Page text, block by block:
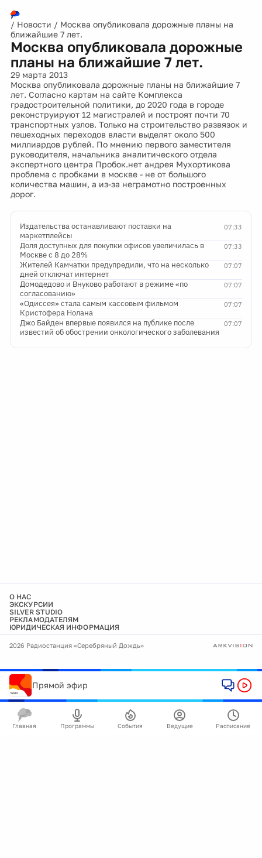
/ Новости / Москва опубликовала дорожные планы на
ближайшие 7 лет.
Москва опубликовала дорожные
планы на ближайшие 7 лет.
29 марта 2013
Москва опубликовала дорожные планы на ближайшие 7
лет. Согласно картам на сайте Комплекса
градостроительной политики, до 2020 года в городе
реконструируют 12 магистралей и построят почти 70
транспортных узлов. Только на строительство развязок и
пешеходных переходов власти выделят около 500
миллиардов рублей. По мнению первого заместителя
руководителя, начальника аналитического отдела
экспертного центра Пробок.нет андрея Мухортикова
проблема с пробками в москве - не от большого
количества машин, а из-за неграмотно построенных
дорог.
07:33
Издательства останавливают поставки на
маркетплейсы
07:33
Доля доступных для покупки офисов увеличилась в
Москве с 8 до 28%
07:07
Жителей Камчатки предупредили, что на несколько
дней отключат интернет
07:07
Домодедово и Внуково работают в режиме «по
согласованию»
07:07
«Одиссея» стала самым кассовым фильмом
Кристофера Нолана
07:07
Джо Байден впервые появился на публике после
известий об обострении онкологического заболевания
О НАС
ЭКСКУРСИИ
SILVER STUDIO
РЕКЛАМОДАТЕЛЯМ
ЮРИДИЧЕСКАЯ ИНФОРМАЦИЯ
2026 Радиостанция «Серебряный Дождь»
Прямой эфир
Главная Программы События Ведущие Расписание